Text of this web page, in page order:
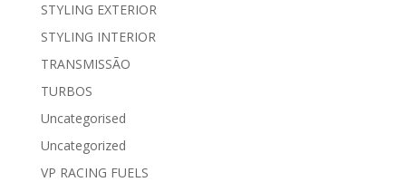
STYLING EXTERIOR
STYLING INTERIOR
TRANSMISSÃO
TURBOS
Uncategorised
Uncategorized
VP RACING FUELS